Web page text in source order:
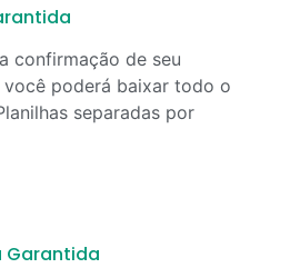
confirmação de seu
você poderá baixar todo o
separadas por
Garantida